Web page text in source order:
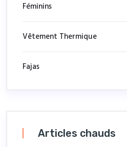
Féminins
Vêtement Thermique
Fajas
Articles chauds